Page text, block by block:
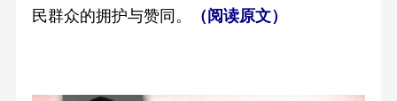
民群众的拥护与赞同。
（阅读原文）